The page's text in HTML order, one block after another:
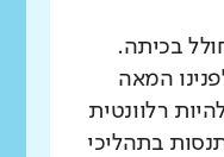
בכיתה.
המאה
רלוונטית
בתהליכי